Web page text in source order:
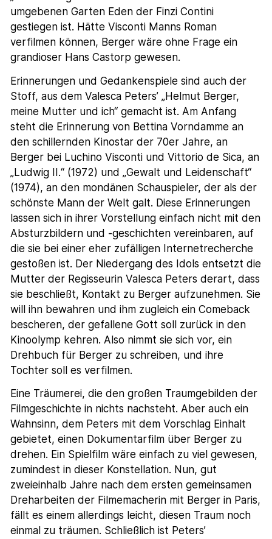
umgebenen Garten Eden der Finzi Contini
gestiegen ist. Hätte Visconti Manns Roman
verfilmen können, Berger wäre ohne Frage ein
grandioser Hans Castorp gewesen.
Erinnerungen und Gedankenspiele sind auch der
Stoff, aus dem Valesca Peters’ „Helmut Berger,
meine Mutter und ich“ gemacht ist. Am Anfang
steht die Erinnerung von Bettina Vorndamme an
den schillernden Kinostar der 70er Jahre, an
Berger bei Luchino Visconti und Vittorio de Sica, an
„Ludwig II.“ (1972) und „Gewalt und Leidenschaft“
(1974), an den mondänen Schauspieler, der als der
schönste Mann der Welt galt. Diese Erinnerungen
lassen sich in ihrer Vorstellung einfach nicht mit den
Absturzbildern und -geschichten vereinbaren, auf
die sie bei einer eher zufälligen Internetrecherche
gestoßen ist. Der Niedergang des Idols entsetzt die
Mutter der Regisseurin Valesca Peters derart, dass
sie beschließt, Kontakt zu Berger aufzunehmen. Sie
will ihn bewahren und ihm zugleich ein Comeback
bescheren, der gefallene Gott soll zurück in den
Kinoolymp kehren. Also nimmt sie sich vor, ein
Drehbuch für Berger zu schreiben, und ihre
Tochter soll es verfilmen.
Eine Träumerei, die den großen Traumgebilden der
Filmgeschichte in nichts nachsteht. Aber auch ein
Wahnsinn, dem Peters mit dem Vorschlag Einhalt
gebietet, einen Dokumentarfilm über Berger zu
drehen. Ein Spielfilm wäre einfach zu viel gewesen,
zumindest in dieser Konstellation. Nun, gut
zweieinhalb Jahre nach dem ersten gemeinsamen
Dreharbeiten der Filmemacherin mit Berger in Paris,
fällt es einem allerdings leicht, diesen Traum noch
einmal zu träumen. Schließlich ist Peters’